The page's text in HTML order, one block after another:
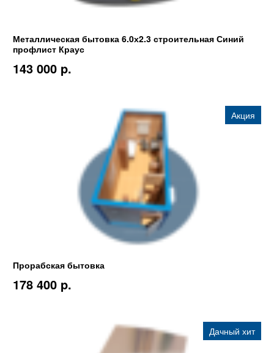
Металлическая бытовка 6.0х2.3 строительная Синий
профлист Краус
143 000 p.
Акция
Прорабская бытовка
178 400 p.
Дачный хит